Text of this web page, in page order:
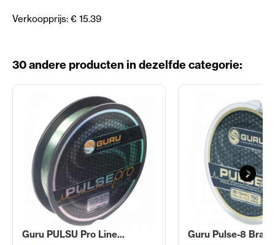
Verkoopprijs: € 15.39
30 andere producten in dezelfde categorie:
Guru PULSU Pro Line...
Guru Pulse-8